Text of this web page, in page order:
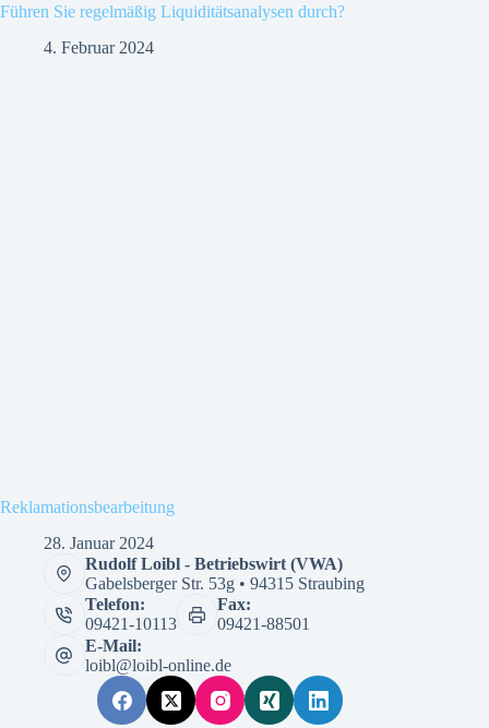
Führen Sie regelmäßig Liquiditätsanalysen durch?
4. Februar 2024
Reklamationsbearbeitung
28. Januar 2024
Rudolf Loibl - Betriebswirt (VWA)
Gabelsberger Str. 53g • 94315 Straubing
Telefon:
09421-10113
Fax:
09421-88501
E-Mail:
loibl@loibl-online.de